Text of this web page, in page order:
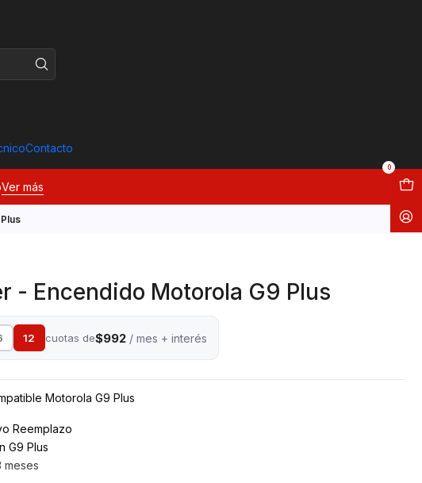
Contacto
0
Ver más
- Encendido Motorola G9 Plus
12 cuotas de$992/ mes + interés
Motorola G9 Plus
Reemplazo
G9 Plus
meses